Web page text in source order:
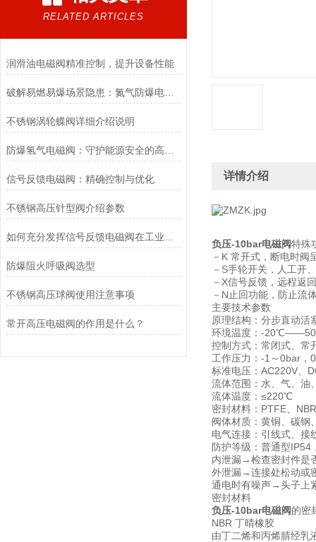
RELATED ARTICLES
润滑油电磁阀精准控制，提升设备性能
破解易燃易爆场景隐患：氮气防爆电磁阀的安全适配优化方案
不锈钢涡轮蝶阀详细介绍说明
信号反馈电磁阀：精确控制与优化
不锈钢高压针型阀介绍参数
防爆阻火呼吸阀选型
不锈钢高压球阀使用注意事项
常开高压电磁阀的作用是什么？
详情介绍
负压-10bar电磁阀特殊
－K 常开式，断电时阀
－S手轮开关，人工开
－X信号反馈，远程返
－N止回功能，防止流
主要技术参数
原理结构：分步直动活
环境温度：-
控制方式：常闭式、常
工作压力：-1～0bar，
标准电压：AC220V、
流体范围：水、气、油
流体温度：≤220℃
密封材料：PTFE、
阀体材质：黄铜、碳钢
电气连接：引线式、接
防护等级：普通型IP54
内泄漏→检查密封件是
外泄漏→连接处松动或
通电时有噪声→头子上
密封材料
负压-10bar电磁阀的密
NBR 丁晴橡胶
由丁二烯和丙烯腈经乳